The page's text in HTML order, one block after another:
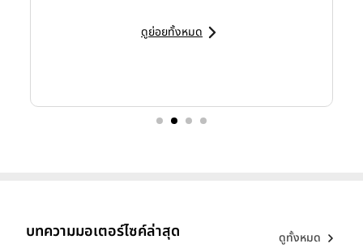
ดูย่อยทั้งหมด
บทความมอเตอร์ไซค์ล่าสุด ดูทั้งหมด